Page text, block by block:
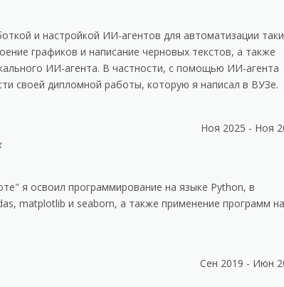
и настройкой ИИ-агентов для автоматизации
графиков и написание черновых текстов, а также
ИИ-агента. В частности, с помощью ИИ-агента
своей дипломной работы, которую я написал в ВУЗе.
Ноя 2025 - Ноя
я освоил программирование на языке Python, в
matplotlib и seaborn, а также применение программ на
Сен 2019 - Июн